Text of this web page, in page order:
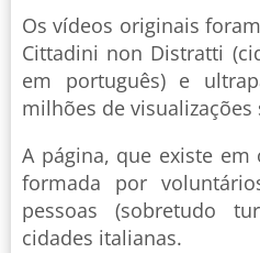
Os vídeos originais
Cittadini non Distratti
em português) e
milhões de visualizações
A página, que existe
formada por
pessoas (sobretudo
cidades italianas.